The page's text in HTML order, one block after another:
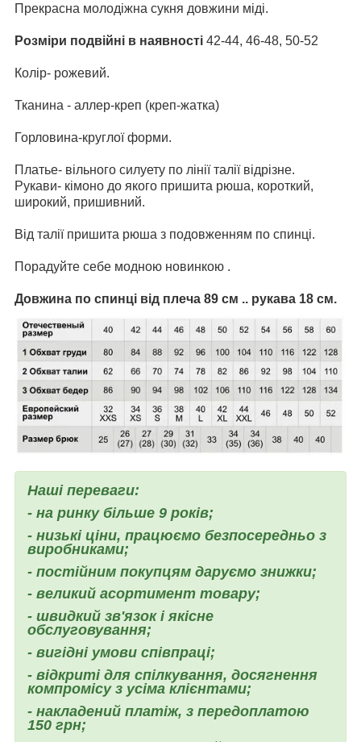
Прекрасна молодіжна сукня довжини міді.
Розміри подвійні в наявності 42-44, 46-48, 50-52
Колір- рожевий.
Тканина - аллер-креп (креп-жатка)
Горловина-круглої форми.
Платье- вільного силуету по лінії талії відрізне.
Рукави- кімоно до якого пришита рюша, короткий,
широкий, пришивний.
Від талії пришита рюша з подовженням по спинці.
Порадуйте себе модною новинкою .
Довжина по спинці від плеча 89 см .. рукава 18 см.
Наші переваги:
- на ринку більше 9 років;
- низькі ціни, працюємо безпосередньо з
виробниками;
- постійним покупцям даруємо знижки;
- великий асортимент товару;
- швидкий зв'язок і якісне
обслуговування;
- вигідні умови співпраці;
- відкриті для спілкування, досягнення
компромісу з усіма клієнтами;
- накладений платіж, з передоплатою
150 грн;